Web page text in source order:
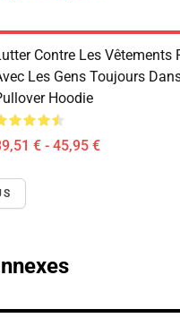
Contre Les Vêtements
Les Gens Toujours
Hoodie
€ - 45,95 €